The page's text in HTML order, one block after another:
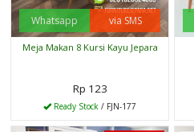
Whatsapp via SMS
Meja Makan 8 Kursi Kayu Jepara
Rp 123
Ready Stock / FJN-177